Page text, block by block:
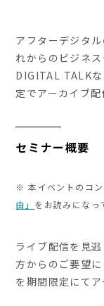
アフターデジタ
れからのビジネ
DIGITAL TALKな
定でアーカイブ配
セミナー概要
※ 本イベントのコ
由」 をお読みになっ
ライブ配信を見
方からのご要望
を期間限定にてア